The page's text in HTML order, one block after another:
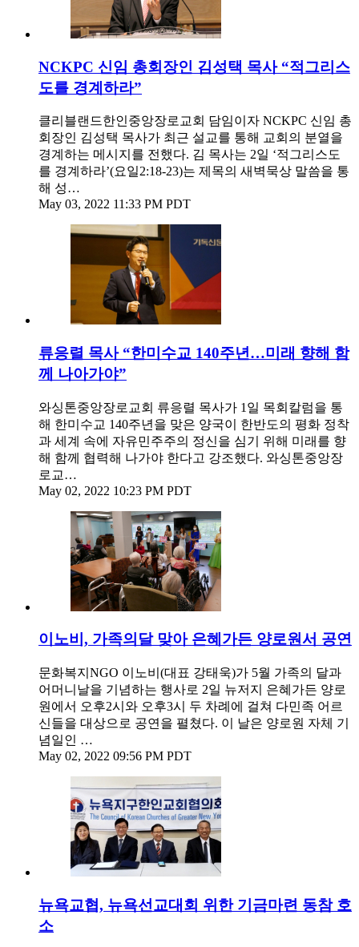
NCKPC 신임 총회장인 김성택 목사 “적그리스
도를 경계하라”
클리블랜드한인중앙장로교회 담임이자 NCKPC 신임 총
회장인 김성택 목사가 최근 설교를 통해 교회의 분열을
경계하는 메시지를 전했다. 김 목사는 2일 ‘적그리스도
를 경계하라’(요일2:18-23)는 제목의 새벽묵상 말씀을 통
해 성…
May 03, 2022 11:33 PM PDT
류응렬 목사 “한미수교 140주년…미래 향해 함
께 나아가야”
와싱톤중앙장로교회 류응렬 목사가 1일 목회칼럼을 통
해 한미수교 140주년을 맞은 양국이 한반도의 평화 정착
과 세계 속에 자유민주주의 정신을 심기 위해 미래를 향
해 함께 협력해 나가야 한다고 강조했다. 와싱톤중앙장
로교…
May 02, 2022 10:23 PM PDT
이노비, 가족의달 맞아 은혜가든 양로원서 공연
문화복지NGO 이노비(대표 강태욱)가 5월 가족의 달과
어머니날을 기념하는 행사로 2일 뉴저지 은혜가든 양로
원에서 오후2시와 오후3시 두 차례에 걸쳐 다민족 어르
신들을 대상으로 공연을 펼쳤다. 이 날은 양로원 자체 기
념일인 …
May 02, 2022 09:56 PM PDT
뉴욕교협, 뉴욕선교대회 위한 기금마련 동참 호
소